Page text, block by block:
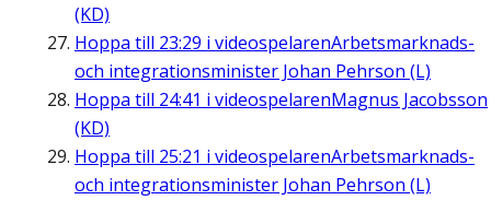
(KD)
Hoppa till 23:29 i videospelarenArbetsmarknads-
och integrationsminister Johan Pehrson (L)
Hoppa till 24:41 i videospelarenMagnus Jacobsson
(KD)
Hoppa till 25:21 i videospelarenArbetsmarknads-
och integrationsminister Johan Pehrson (L)